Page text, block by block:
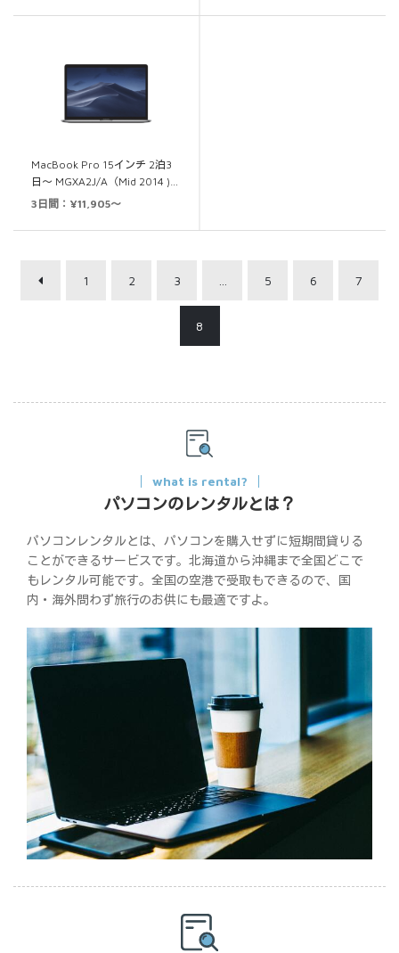
MacBook Pro 15インチ 2泊3
日～ MGXA2J/A（Mid 2014 )…
3日間：¥11,905～
1 2 3 … 5 6 7
8
what is rental?
パソコンのレンタルとは？
パソコンレンタルとは、パソコンを購入せずに短期間貸りる
ことができるサービスです。北海道から沖縄まで全国どこで
もレンタル可能です。全国の空港で受取もできるので、国
内・海外問わず旅行のお供にも最適ですよ。